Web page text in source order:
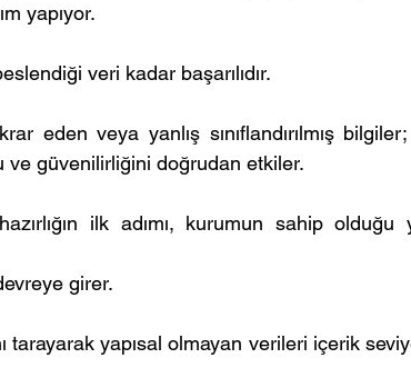
yapıyor.
veri kadar başarılıdır.
eden veya yanlış sınıflandırılmış
güvenilirliğini doğrudan etkiler.
ilk adımı, kurumun sahip olduğu
girer.
tarayarak yapısal olmayan verileri içerik